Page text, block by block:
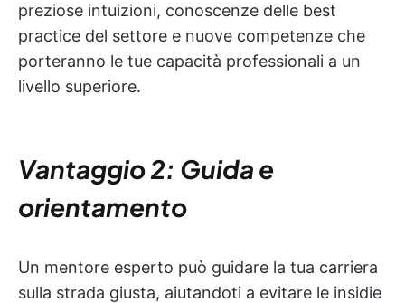
preziose intuizioni, conoscenze delle best
practice del settore e nuove competenze che
porteranno le tue capacità professionali a un
livello superiore.
Vantaggio 2: Guida e
orientamento
Un mentore esperto può guidare la tua carriera
sulla strada giusta, aiutandoti a evitare le insidie